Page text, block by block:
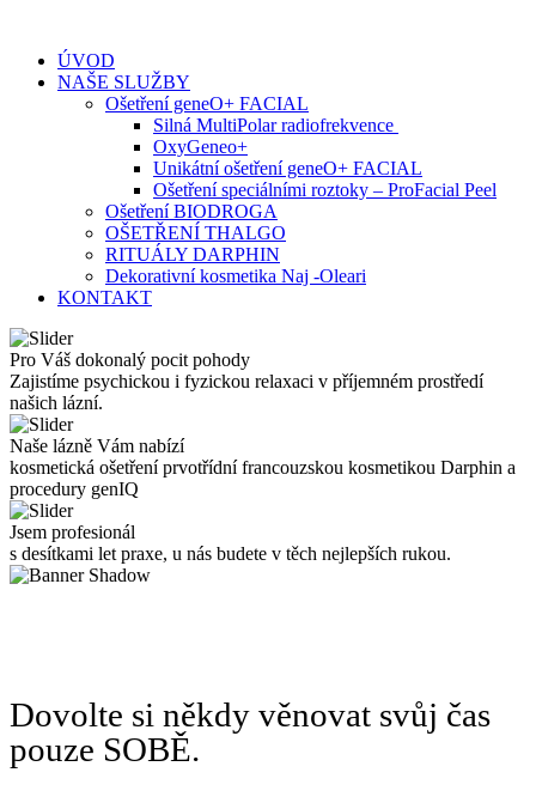
contentÚVOD
NAŠE SLUŽBY
Ošetření geneO+ FACIAL
Silná MultiPolar radiofrekvence
OxyGeneo+
Unikátní ošetření geneO+ FACIAL
Ošetření speciálními roztoky – ProFacial Peel
Ošetření BIODROGA
OŠETŘENÍ THALGO
RITUÁLY DARPHIN
Dekorativní kosmetika Naj -Oleari
KONTAKT
Pro Váš dokonalý pocit pohody
Zajistíme psychickou i fyzickou relaxaci v příjemném prostředí
našich lázní.
Naše lázně Vám nabízí
kosmetická ošetření prvotřídní francouzskou kosmetikou Darphin a
procedury genIQ
Jsem profesionál
s desítkami let praxe, u nás budete v těch nejlepších rukou.
Dovolte si někdy věnovat svůj čas
pouze SOBĚ.